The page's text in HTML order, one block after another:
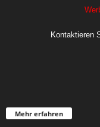
Kontaktieren
Mehr erfahren